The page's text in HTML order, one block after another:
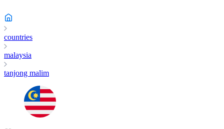
countries
malaysia
tanjong malim